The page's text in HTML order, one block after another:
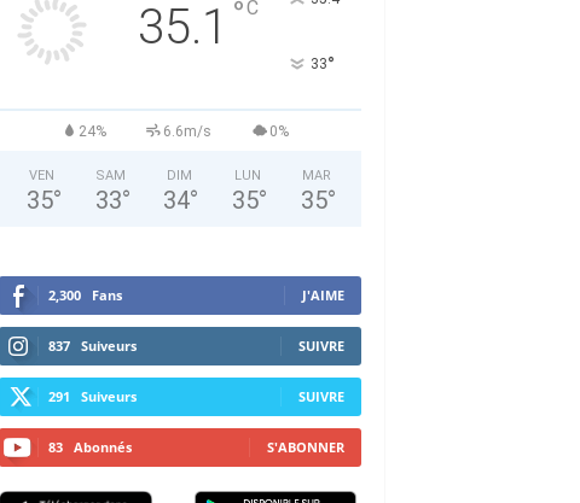
35.1 °C
33°
24% 6.6m/s 0%
VEN
35°
SAM
33°
DIM
34°
LUN
35°
MAR
35°
2,300 Fans J'AIME
837 Suiveurs SUIVRE
291 Suiveurs SUIVRE
83 Abonnés S'ABONNER